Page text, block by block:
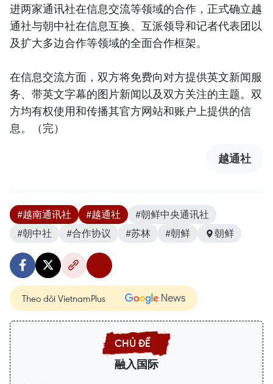
进两家通讯社在信息交流等领域的合作，正式确立越
通社与朝中社在信息互换、互派领导和记者代表团以
及扩大多边合作等领域的全面合作框架。
在信息交流方面，双方将免费向对方提供英文新闻服
务、带英文字幕的图片新闻以及双方关注的主题。双
方均有权使用和传播其官方网站和账户上提供的信
息。（完）
越通社
#越南通讯社 #越通社
#朝鲜中央通讯社
#朝中社
#合作协议 #苏林 #朝鲜 朝鲜
Theo dõi VietnamPlus
融入国际